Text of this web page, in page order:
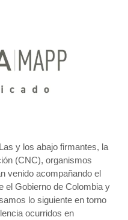
Las y los abajo firmantes, la
(CNC), organismos
venido acompañando el
el Gobierno de Colombia y
lo siguiente en torno
ocurridos en